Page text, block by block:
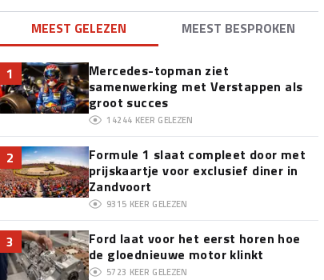
MEEST GELEZEN MEEST BESPROKEN
1
Mercedes-topman ziet
samenwerking met Verstappen als
groot succes
14244 KEER GELEZEN
2
Formule 1 slaat compleet door met
prijskaartje voor exclusief diner in
Zandvoort
9315 KEER GELEZEN
3
Ford laat voor het eerst horen hoe
de gloednieuwe motor klinkt
5723 KEER GELEZEN